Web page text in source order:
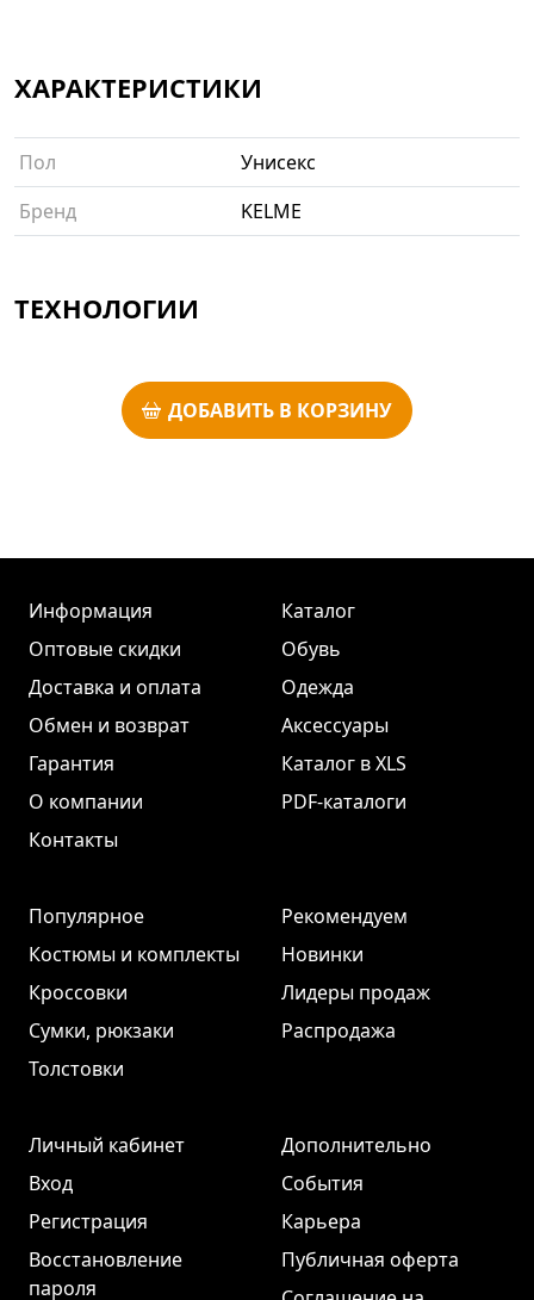
ХАРАКТЕРИСТИКИ
Пол
Унисекс
Бренд
KELME
ТЕХНОЛОГИИ
ДОБАВИТЬ В КОРЗИНУ
Информация
Оптовые скидки
Доставка и оплата
Обмен и возврат
Гарантия
О компании
Контакты
Каталог
Обувь
Одежда
Аксессуары
Каталог в XLS
PDF-каталоги
Популярное
Костюмы и комплекты
Кроссовки
Сумки, рюкзаки
Толстовки
Рекомендуем
Новинки
Лидеры продаж
Распродажа
Личный кабинет
Вход
Регистрация
Восстановление
пароля
Дополнительно
События
Карьера
Публичная оферта